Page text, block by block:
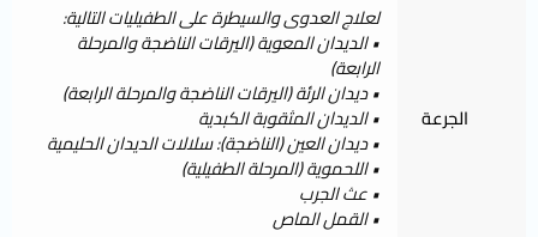
الجرعة
لعلاج العدوى والسيطرة على الطفيليات التالية:
• الديدان المعوية (اليرقات الناضجة والمرحلة
الرابعة)
• ديدان الرئة (اليرقات الناضجة والمرحلة الرابعة)
• الديدان المثقوبة الكبدية
• ديدان العين (الناضجة): سلالات الديدان الحليمية
• اللحموية (المرحلة الطفيلية)
• عث الجرب
• القمل الماص